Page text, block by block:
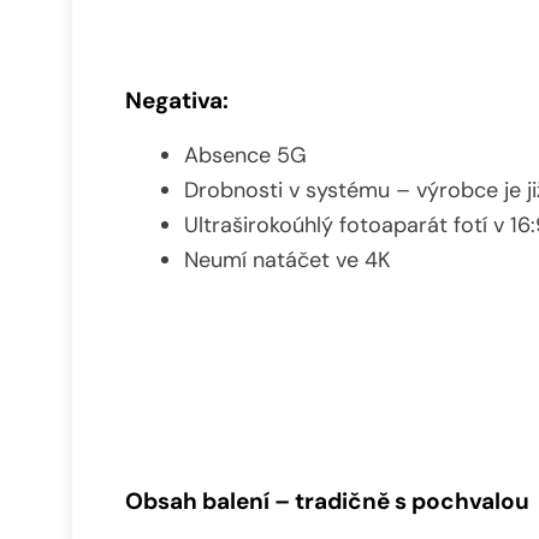
Negativa:
Absence 5G
Drobnosti v systému – výrobce je
Ultraširokoúhlý fotoaparát fotí v
Neumí natáčet ve 4K
Obsah balení – tradičně s pochvalou